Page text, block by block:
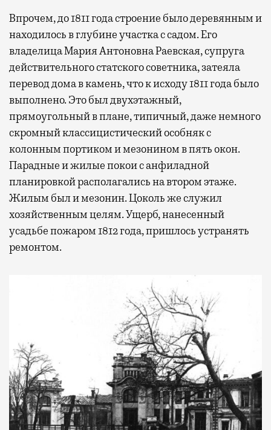
Впрочем, до 1811 года строение было деревянным и
находилось в глубине участка с садом. Его
владелица Мария Антоновна Раевская, супруга
действительного статского советника, затеяла
перевод дома в камень, что к исходу 1811 года было
выполнено. Это был двухэтажный,
прямоугольный в плане, типичный, даже немного
скромный классицистический особняк с
колонным портиком и мезонином в пять окон.
Парадные и жилые покои с анфиладной
планировкой располагались на втором этаже.
Жилым был и мезонин. Цоколь же служил
хозяйственным целям. Ущерб, нанесенный
усадьбе пожаром 1812 года, пришлось устранять
ремонтом.